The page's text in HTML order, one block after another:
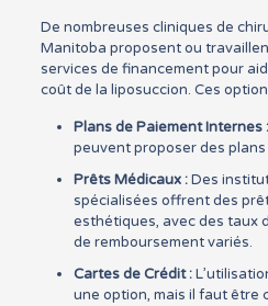
De nombreuses cliniques de
Manitoba proposent ou
services de financement pour
coût de la liposuccion. Ces
Plans de Paiement Internes :
peuvent proposer des
Prêts Médicaux :Des
spécialisées offrent des
esthétiques, avec des taux
de remboursement variés.
Cartes de Crédit :
une option, mais il faut être